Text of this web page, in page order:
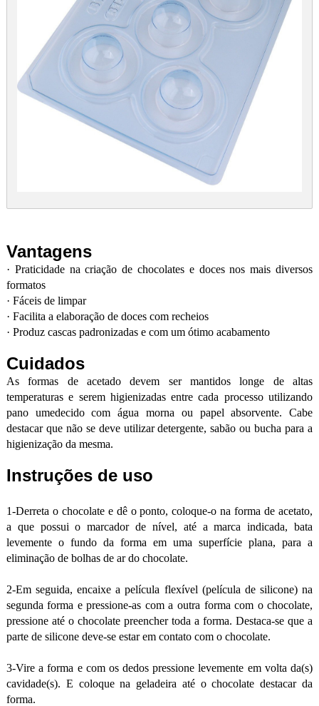
Vantagens
· Praticidade na criação de chocolates e doces nos mais diversos
formatos
· Fáceis de limpar
· Facilita a elaboração de doces com recheios
· Produz cascas padronizadas e com um ótimo acabamento
Cuidados
As formas de acetado devem ser mantidos longe de altas
temperaturas e serem higienizadas entre cada processo utilizando
pano umedecido com água morna ou papel absorvente. Cabe
destacar que não se deve utilizar detergente, sabão ou bucha para a
higienização da mesma.
Instruções de uso
1-Derreta o chocolate e dê o ponto, coloque-o na forma de acetato,
a que possui o marcador de nível, até a marca indicada, bata
levemente o fundo da forma em uma superfície plana, para a
eliminação de bolhas de ar do chocolate.
2-Em seguida, encaixe a película flexível (película de silicone) na
segunda forma e pressione-as com a outra forma com o chocolate,
pressione até o chocolate preencher toda a forma. Destaca-se que a
parte de silicone deve-se estar em contato com o chocolate.
3-Vire a forma e com os dedos pressione levemente em volta da(s)
cavidade(s). E coloque na geladeira até o chocolate destacar da
forma.